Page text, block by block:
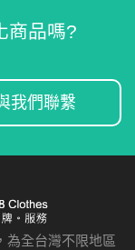
商品嗎?
我們聯繫
為全台灣不限地區